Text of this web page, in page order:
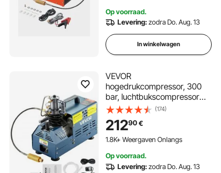
voor luchtbuks, duikfles
Op voorraad.
Levering:zodra Do. Aug. 13
In winkelwagen
VEVOR
hogedrukcompressor, 300
bar, luchtbukscompressor
1800 W, 220 V, automatische
drukontlasting, geschikt voor
paintball-luchtbuksen, PCP-
geweren en duikflessen.
(174)
21290€
1.8K+ Weergaven Onlangs
Op voorraad.
Levering:zodra Do. Aug. 13